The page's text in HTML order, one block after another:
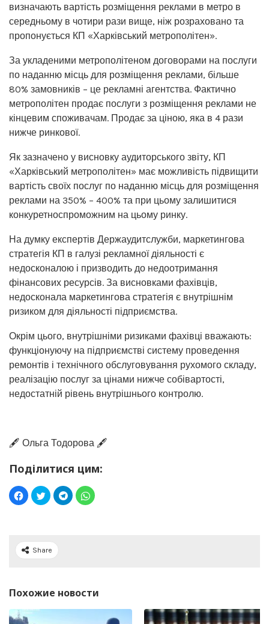
визначають вартість розміщення реклами в метро в
середньому в чотири рази вище, ніж розраховано та
пропонується КП «Харківський метрополітен».
За укладеними метрополітеном договорами на послуги
по наданню місць для розміщення реклами, більше
80% замовників – це рекламні агентства. Фактично
метрополітен продає послуги з розміщення реклами не
кінцевим споживачам. Продає за ціною, яка в 4 рази
нижче ринкової.
Як зазначено у висновку аудиторського звіту, КП
«Харківський метрополітен» має можливість підвищити
вартість своїх послуг по наданню місць для розміщення
реклами на 350% – 400% та при цьому залишитися
конкуретноспроможним на цьому ринку.
На думку експертів Держаудитслужби, маркетингова
стратегія КП в галузі рекламної діяльності є
недосконалою і призводить до недоотримання
фінансових ресурсів. За висновками фахівців,
недосконала маркетингова стратегія є внутрішнім
ризиком для діяльності підприємства.
Окрім цього, внутрішніми ризиками фахівці вважають:
функціонуючу на підприємстві систему проведення
ремонтів і технічного обслуговування рухомого складу,
реалізацію послуг за цінами нижче собівартості,
недостатній рівень внутрішнього контролю.
🖋️ Ольга Тодорова 🖋️
Поділитися цим:
Share
Похожие новости